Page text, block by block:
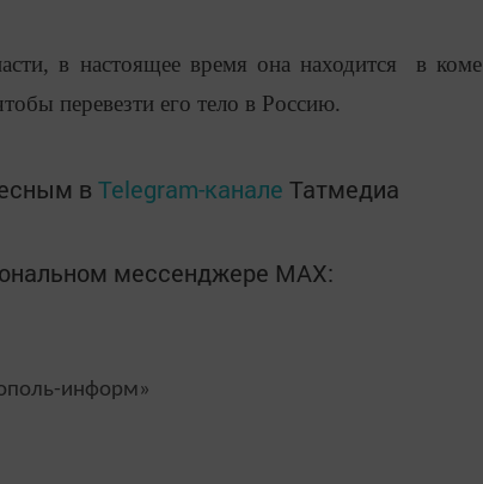
в настоящее время она находится в
перевезти его тело в Россию.
в Telegram-канале Татмедиа
мессенджере MАХ:
информ»